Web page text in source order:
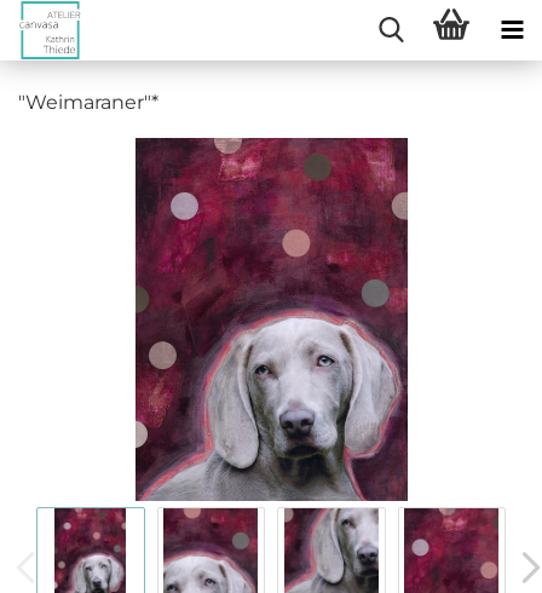
"Weimaraner"*